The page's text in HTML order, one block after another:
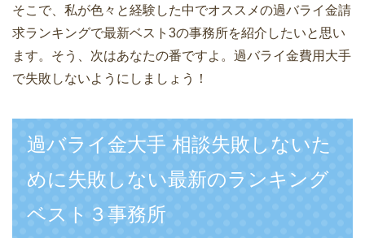
そこで、私が色々と経験した中でオススメの過バライ金請
求ランキングで最新ベスト3の事務所を紹介したいと思い
ます。そう、次はあなたの番ですよ。過バライ金費用大手
で失敗しないようにしましょう！
過バライ金大手 相談失敗しないた
めに失敗しない最新のランキング
ベスト３事務所